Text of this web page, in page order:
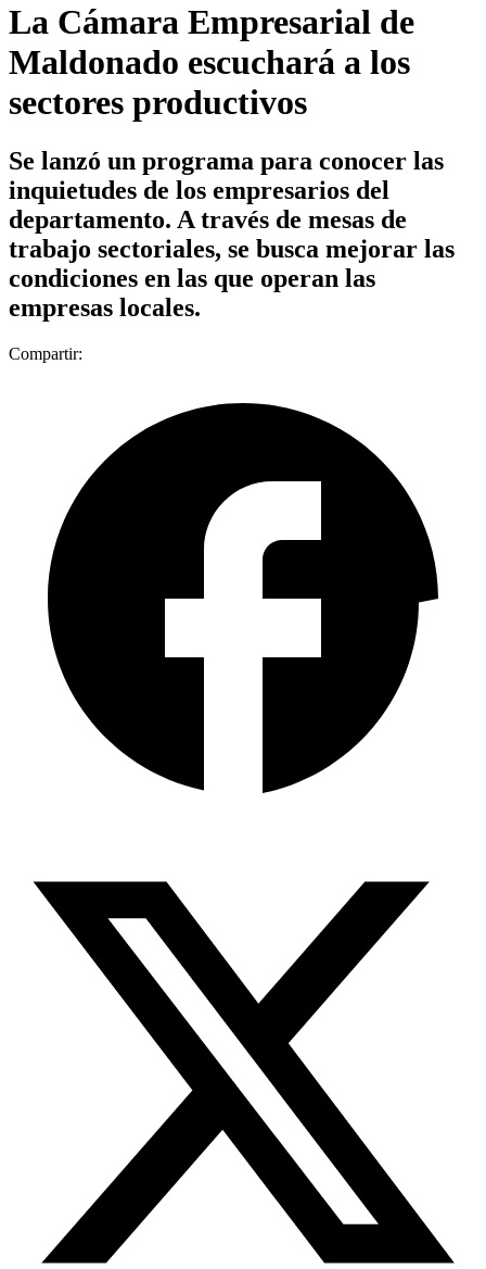
La Cámara Empresarial de
Maldonado escuchará a los
sectores productivos
Se lanzó un programa para conocer las
inquietudes de los empresarios del
departamento. A través de mesas de
trabajo sectoriales, se busca mejorar las
condiciones en las que operan las
empresas locales.
Compartir: